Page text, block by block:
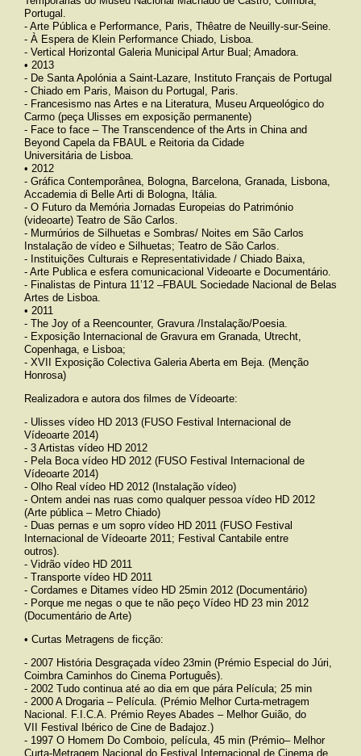
Portugal.
- Arte Pública e Performance, Paris, Thêatre de Neuilly-sur-Seine.
- À Espera de Klein Performance Chiado, Lisboa.
- Vertical Horizontal Galeria Municipal Artur Bual; Amadora.
• 2013
- De Santa Apolónia a Saint-Lazare, Instituto Français de Portugal
- Chiado em Paris, Maison du Portugal, Paris.
- Francesismo nas Artes e na Literatura, Museu Arqueológico do
Carmo (peça Ulisses em exposição permanente)
- Face to face – The Transcendence of the Arts in China and
Beyond Capela da FBAUL e Reitoria da Cidade
Universitária de Lisboa.
• 2012
- Gráfica Contemporânea, Bologna, Barcelona, Granada, Lisbona,
Accademia di Belle Arti di Bologna, Itália.
- O Futuro da Memória Jornadas Europeias do Património
(videoarte) Teatro de São Carlos.
- Murmúrios de Silhuetas e Sombras/ Noites em São Carlos
Instalação de vídeo e Silhuetas; Teatro de São Carlos.
- Instituições Culturais e Representatividade / Chiado Baixa,
- Arte Publica e esfera comunicacional Videoarte e Documentário.
- Finalistas de Pintura 11’12 –FBAUL Sociedade Nacional de Belas
Artes de Lisboa.
• 2011
- The Joy of a Reencounter, Gravura /Instalação/Poesia.
- Exposição Internacional de Gravura em Granada, Utrecht,
Copenhaga, e Lisboa;
- XVII
Exposição Colectiva Galeria Aberta em Beja. (Menção
Honrosa)
Realizadora e autora dos filmes de Vídeoarte:
- Ulisses vídeo HD 2013 (FUSO Festival Internacional de
Vídeoarte 2014)
- 3 Artistas vídeo HD 2012
- Pela Boca vídeo HD 2012 (FUSO Festival Internacional de
Vídeoarte 2014)
- Olho Real vídeo HD 2012 (Instalação vídeo)
- Ontem andei nas ruas como qualquer pessoa vídeo HD 2012
(Arte pública – Metro Chiado)
- Duas pernas e um sopro vídeo HD 2011 (FUSO Festival
Internacional de Vídeoarte 2011; Festival Cantabile entre
outros).
- Vidrão vídeo HD 2011
- Transporte vídeo HD 2011
- Cordames e Ditames vídeo HD 25min 2012 (Documentário)
- Porque me negas o que te não peço Vídeo HD 23 min 2012
(Documentário de Arte)
• Curtas Metragens de ficção:
- 2007 História Desgraçada vídeo 23min (Prémio Especial do Júri,
Coimbra Caminhos do Cinema Português).
- 2002 Tudo continua até ao dia em que pára Película; 25 min
- 2000 A Drogaria – Película. (Prémio Melhor Curta-metragem
Nacional. F.I.C.A. Prémio Reyes Abades – Melhor Guião, do
VII
Festival Ibérico de Cine de Badajoz.)
- 1997 O Homem Do Comboio, película, 45 min (Prémio– Melhor
Curta-Metragem Nacional do Festival Internacional de Cinema de